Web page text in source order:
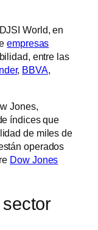
World, en
empresas
entre las
, BBVA,
Jones,
índices que
de miles de
operados
Dow Jones